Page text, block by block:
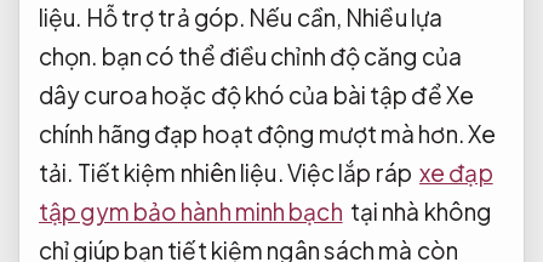
liệu. Hỗ trợ trả góp. Nếu cần, Nhiều lựa
chọn. bạn có thể điều chỉnh độ căng của
dây curoa hoặc độ khó của bài tập để Xe
chính hãng đạp hoạt động mượt mà hơn. Xe
tải. Tiết kiệm nhiên liệu. Việc lắp ráp xe đạp
tập gym bảo hành minh bạch tại nhà không
chỉ giúp bạn tiết kiệm ngân sách mà còn